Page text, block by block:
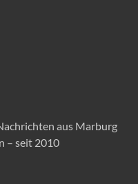
aus Marburg
– seit 2010